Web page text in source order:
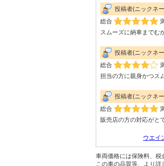
投稿者(ニックネ
総合
スムーズに納車までむ
投稿者(ニックネ
総合
担当の方に親身かつス
投稿者(ニックネ
総合
販売店の方の対応がと
ウエイ
車両価格には保険料、税
この車の品質等、より詳